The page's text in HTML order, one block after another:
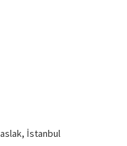
İstanbul